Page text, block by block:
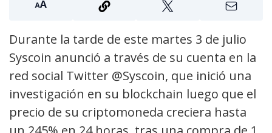
Durante la tarde de este martes 3 de julio
Syscoin anunció a través de su cuenta en la
red social Twitter @Syscoin, que inició una
investigación en su blockchain luego que el
precio de su criptomoneda creciera hasta